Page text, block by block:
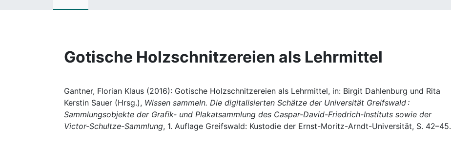
Gotische Holzschnitzereien als Lehrmittel
Gantner, Florian Klaus (2016): Gotische Holzschnitzereien als Lehrmittel, in: Birgit Dahlenburg und Rita
Kerstin Sauer (Hrsg.), Wissen sammeln. Die digitalisierten Schätze der Universität Greifswald :
Sammlungsobjekte der Grafik- und Plakatsammlung des Caspar-David-Friedrich-Instituts sowie der
Victor-Schultze-Sammlung, 1. Auflage Greifswald: Kustodie der Ernst-Moritz-Arndt-Universität, S. 42–45.